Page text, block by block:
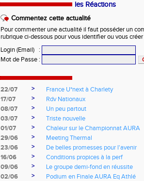
les Réactions
Commentez cette actualité
Pour commenter une actualité il faut posséder un
rubrique ci-dessous pour vous identifier ou vous
Login (Email)
:
Mot de Passe :
22/07 >
France U*next à Charlety
17/07
>
Rdv Nationaux
08/07
>
Un peu partout
03/07
>
Triste nouvelle
01/07
>
Chaleur sur le Championnat AURA
29/06
>
Meeting Thermal
23/06
>
De belles promesses pour l'avenir
16/06
>
Conditions propices à la perf
09/06
>
Le groupe demi-fond en réussite
02/06
>
Podium en Finale AURA Eq Athlé